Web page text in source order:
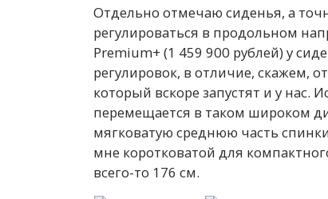
Отдельно отмечаю сиденья, а
регулироваться в продольном
Premium+ (1 459 900 рублей) у
регулировок, в отличие, скажем,
который вскоре запустят и у
перемещается в таком широком
мягковатую среднюю часть
мне коротковатой для
всего-то 176 см.